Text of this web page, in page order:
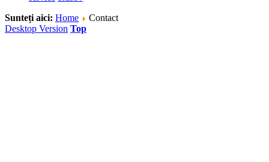
Sunteți aici: Home
Contact
Desktop Version Top